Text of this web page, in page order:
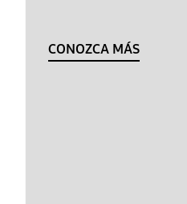
CONOZCA MÁS